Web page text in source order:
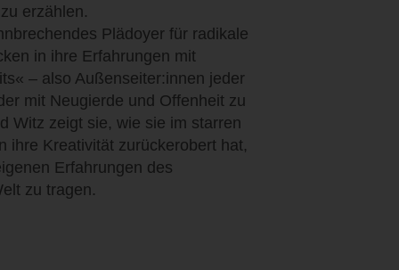
erzählen.
Plädoyer für radikale
in ihre Erfahrungen mit
– also Außenseiter:innen jeder
mit Neugierde und Offenheit zu
Witz zeigt sie, wie sie im starren
ihre Kreativität zurückerobert hat,
Erfahrungen des
zu tragen.